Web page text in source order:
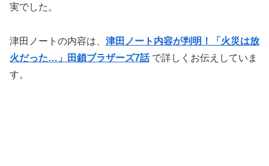
実でした。
津田ノートの内容は、 津田ノート内容が判明！「火災は放
火だった…」田鎖ブラザーズ7話で詳しくお伝えしていま
す。